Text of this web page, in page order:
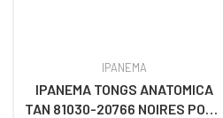
IPANEMA
IPANEMA TONGS ANATOMICA
TAN 81030-20766 NOIRES POUR